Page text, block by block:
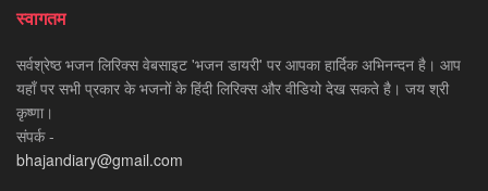
स्वागतम
सर्वश्रेष्ठ भजन लिरिक्स वेबसाइट 'भजन डायरी' पर आपका हार्दिक अभिनन्दन है। आप
यहाँ पर सभी प्रकार के भजनों के हिंदी लिरिक्स और वीडियो देख सकते है। जय श्री
कृष्णा।
संपर्क -
bhajandiary@gmail.com